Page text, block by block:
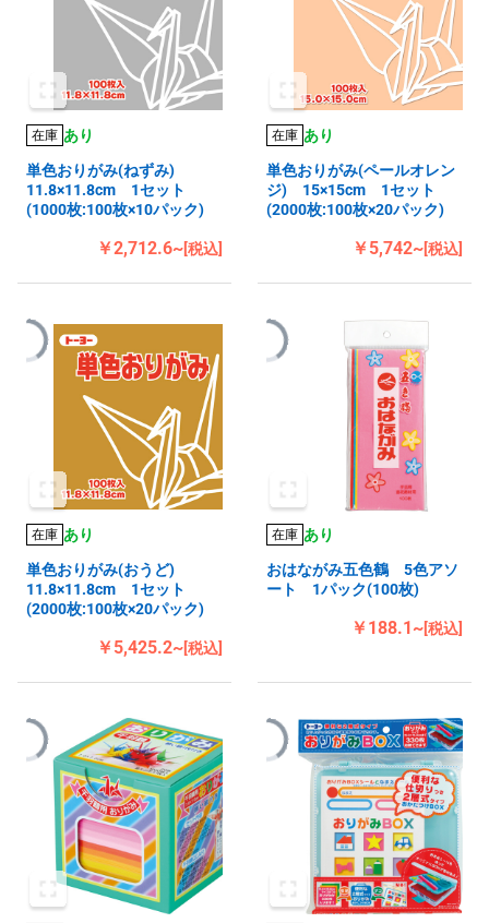
在庫 あり
単色おりがみ(ねずみ)
11.8×11.8cm 1セット
(1000枚:100枚×10パック)
￥2,712.6~[税込]
在庫 あり
単色おりがみ(ペールオレン
ジ) 15×15cm 1セット
(2000枚:100枚×20パック)
￥5,742~[税込]
在庫 あり
単色おりがみ(おうど)
11.8×11.8cm 1セット
(2000枚:100枚×20パック)
￥5,425.2~[税込]
在庫 あり
おはながみ五色鶴 5色アソ
ート 1パック(100枚)
￥188.1~[税込]